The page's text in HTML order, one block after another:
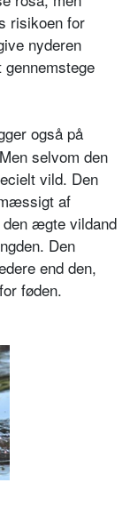
risikoen for
nyderen
også på
selvom den
vild. Den
af
den ægte vildand
Den
end den,
føden.